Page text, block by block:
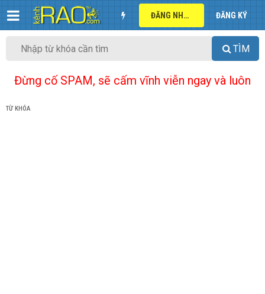
ĐĂNG NHẬP ĐĂNG KÝ
TÌM
Đừng cố SPAM, sẽ cấm vĩnh viễn ngay và luôn
TỪ KHÓA